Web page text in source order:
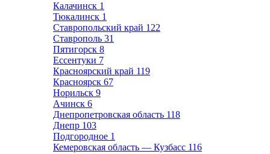
Калачинск 1
Тюкалинск 1
Ставропольский край 122
Ставрополь 31
Пятигорск 8
Ессентуки 7
Красноярский край 119
Красноярск 67
Норильск 9
Ачинск 6
Днепропетровская область 118
Днепр 103
Подгородное 1
Кемеровская область — Кузбасс 116